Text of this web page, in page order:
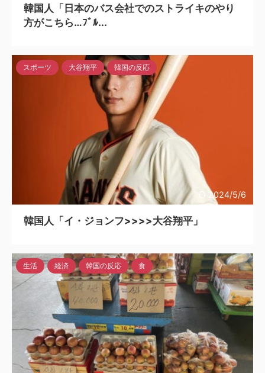
韓国人「日本のバス会社でのストライキのやり
方がこちら…ﾌﾞﾙ...
2024/5/6
スポーツ 大谷翔平 韓国の反応
韓国人「イ・ジョンフ>>>>大谷翔平」
生活 経済 韓国の反応 食